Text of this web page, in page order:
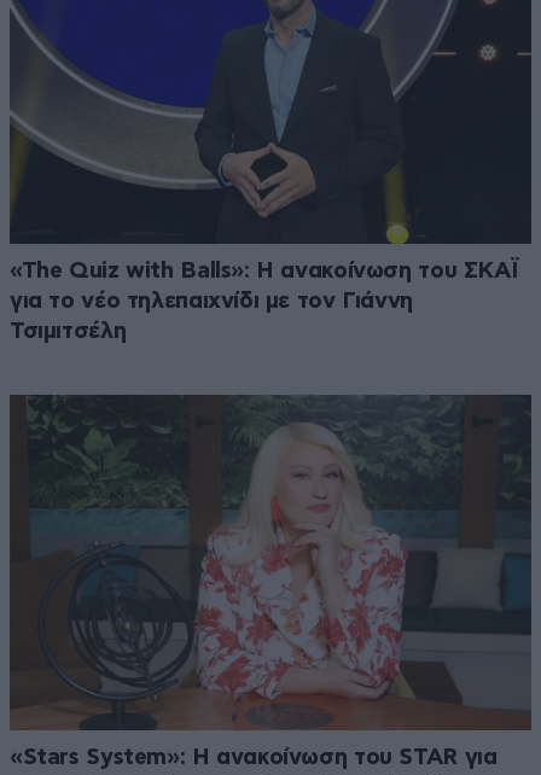
«The Quiz with Balls»: Η ανακοίνωση του ΣΚΑΪ
για το νέο τηλεπαιχνίδι με τον Γιάννη
Τσιμιτσέλη
«Stars System»: Η ανακοίνωση του STAR για